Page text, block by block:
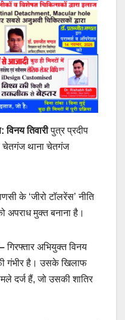
विनय तिवारीपुत्र प्रदीप
चेतगंज थाना चेतगंज
के ‘जीरो टॉलरेंस’ नीति
अपराध मुक्त बनाना है।
–गिरफ्तार अभियुक्त विनय
गंभीर है। उसके खिलाफ
दर्ज हैं, जो उसकी शातिर